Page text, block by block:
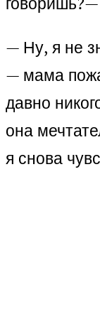
— Ну, я не
— мама
давно
она
я снова